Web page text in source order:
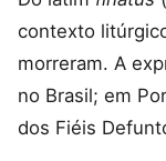
contexto
morreram. A
no Brasil; em
dos Fiéis